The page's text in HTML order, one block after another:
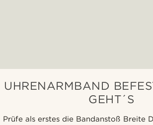
UHRENARMBAND
GEHT´S
Prüfe als erstes die Bandanstoß Breite